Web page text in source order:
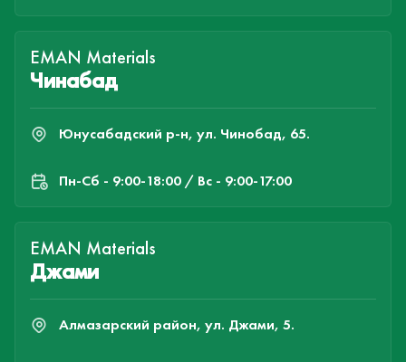
EMAN Materials
Чинабад
Юнусабадский р-н, ул. Чинобад, 65.
Пн-Cб - 9:00-18:00 / Вс - 9:00-17:00
EMAN Materials
Джами
Алмазарский район, ул. Джами, 5.